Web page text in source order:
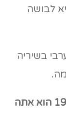
לבושה
בשיריה
אחד משיריה המפורסמים משנת 1964 הוא אתה